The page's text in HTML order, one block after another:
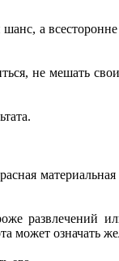
а
не мешать
развлечений
может означать